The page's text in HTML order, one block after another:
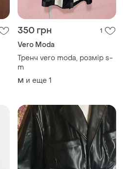
350 грн 1
Vero Moda
Тренч vero moda, розмір s-
m
M и еще 1